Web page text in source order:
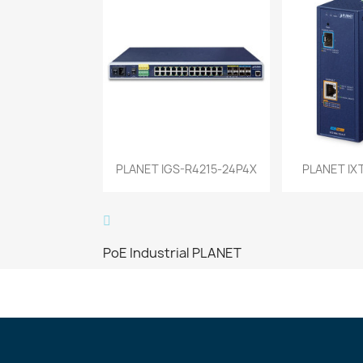
Vista rápida
PLANET IGS-R4215-24P4X 
PLANET
PoE Industrial PLANET